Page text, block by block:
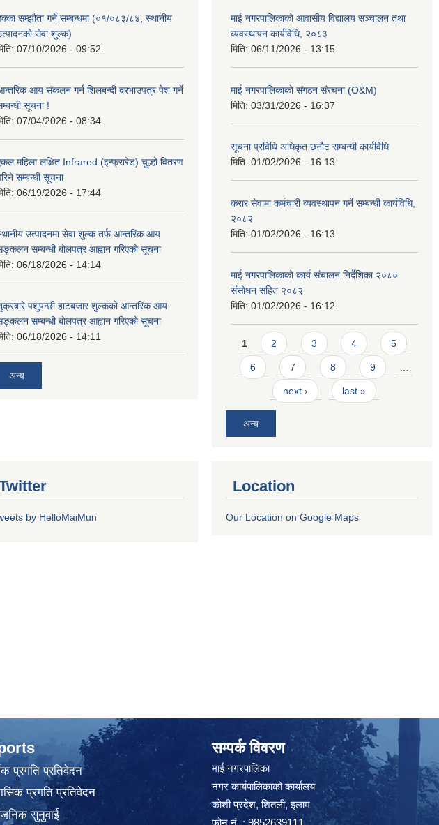
सम्झौता गर्ने सम्बन्धमा (०१/०८३/८४, स्थानीय
सेवा शुल्क)
07/10/2026 - 09:52
आय संकलन गर्न शिलबन्दी दरभाउपत्र पेश गर्ने
सूचना !
07/04/2026 - 08:34
महिला लक्षित Infrared (इन्फ्रारेड) चुल्हो वितरण
सम्बन्धी सूचना
06/19/2026 - 17:44
उत्पादनमा सेवा शुल्क तर्फ आन्तरिक आय
सम्बन्धी बोलपत्र आह्वान गरिएको सूचना
06/18/2026 - 14:14
पशुपन्छी हाटबजार शुल्कको आन्तरिक आय
सम्बन्धी बोलपत्र आह्वान गरिएको सूचना
06/18/2026 - 14:11
अन्य
माई नगरपालिकाको आवासीय विद्यालय सञ्चालन तथा
व्यवस्थापन कार्यविधि, २०८३
मिति: 06/11/2026 - 13:15
माई नगरपालिकाको संगठन संरचना (O&M)
मिति: 03/31/2026 - 16:37
सूचना प्रविधि अधिकृत छनौट सम्बन्धी कार्यविधि
मिति: 01/02/2026 - 16:13
करार सेवामा कर्मचारी व्यवस्थापन गर्ने सम्बन्धी कार्यविधि,
२०८२
मिति: 01/02/2026 - 16:13
माई नगरपालिकाको कार्य संचालन निर्देशिका २०८०
संसोधन सहित २०८२
मिति: 01/02/2026 - 16:12
Pages
1 2 3 4 5
6 7 8 9
next › last »
अन्य
by HelloMaiMun
Location
Our Location on Google Maps
प्रगति प्रतिवेदन
प्रगति प्रतिवेदन
सुनुवाई
सम्पर्क विवरण
माई नगरपालिका
नगर कार्यपालिकाको कार्यालय
कोशी प्रदेश, शितली, इलाम
फोन नं. : 9852639111